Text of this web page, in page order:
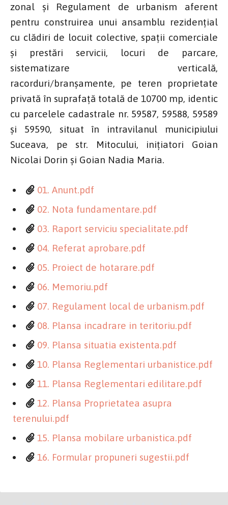
zonal și Regulament de urbanism aferent
pentru construirea unui ansamblu rezidențial
cu clădiri de locuit colective, spații comerciale
și prestări servicii, locuri de parcare,
sistematizare verticală,
racorduri/branșamente, pe teren proprietate
privată în suprafață totală de 10700 mp, identic
cu parcelele cadastrale nr. 59587, 59588, 59589
și 59590, situat în intravilanul municipiului
Suceava, pe str. Mitocului, inițiatori Goian
Nicolai Dorin și Goian Nadia Maria.
01. Anunt.pdf
02. Nota fundamentare.pdf
03. Raport serviciu specialitate.pdf
04. Referat aprobare.pdf
05. Proiect de hotarare.pdf
06. Memoriu.pdf
07. Regulament local de urbanism.pdf
08. Plansa incadrare in teritoriu.pdf
09. Plansa situatia existenta.pdf
10. Plansa Reglementari urbanistice.pdf
11. Plansa Reglementari edilitare.pdf
12. Plansa Proprietatea asupra
terenului.pdf
15. Plansa mobilare urbanistica.pdf
16. Formular propuneri sugestii.pdf